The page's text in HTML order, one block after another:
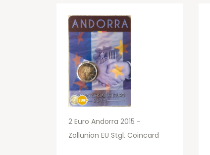
2 Euro Andorra 2015 -
Zollunion EU Stgl. Coincard